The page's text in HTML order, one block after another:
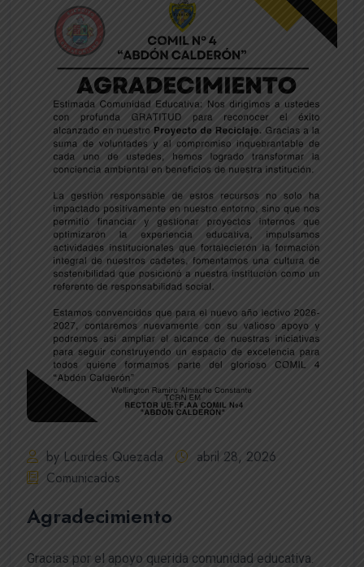
by Lourdes Quezada
abril 28, 2026
Comunicados
Agradecimiento
Gracias por el apoyo querida comunidad educativa.